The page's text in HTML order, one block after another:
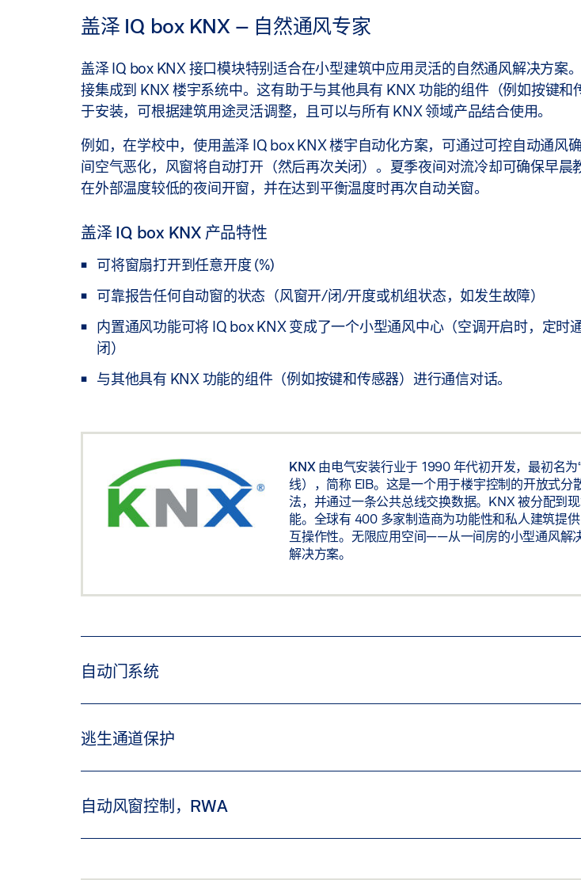
盖泽 IQ box KNX – 自然通风专家
盖泽 IQ box KNX 接口模块特别适合在小型建筑中应用灵活的自然通风解决方案
接集成到 KNX 楼宇系统中。这有助于与其他具有 KNX 功能的组件（例如按键
于安装，可根据建筑用途灵活调整，且可以与所有 KNX 领域产品结合使用。
例如，在学校中，使用盖泽 IQ box KNX 楼宇自动化方案，可通过可控自动通风
间空气恶化，风窗将自动打开（然后再次关闭）。夏季夜间对流冷却可确保早晨
在外部温度较低的夜间开窗，并在达到平衡温度时再次自动关窗。
盖泽 IQ box KNX 产品特性
可将窗扇打开到任意开度 (%)
可靠报告任何自动窗的状态（风窗开/闭/开度或机组状态，如发生故障）
内置通风功能可将 IQ box KNX 变成了一个小型通风中心（空调开启时，定时
闭）
与其他具有 KNX 功能的组件（例如按键和传感器）进行通信对话。
KNX由电气安装行业于 1990 年代初开发，最初名
线），简称 EIB。这是一个用于楼宇控制的开放式
法，并通过一条公共总线交换数据。KNX 被分配到
能。全球有 400 多家制造商为功能性和私人建筑提
互操作性。无限应用空间——从一间房的小型通风解
解决方案。
自动门系统
显示和操作各种操作模式
可用于写字楼和行政大楼、通道、购物中心和公共机构
逃生通道保护
立即检测到 RWS 安全门滥用、误操作、未经授权进出或操纵情况
自动风窗控制，RWA